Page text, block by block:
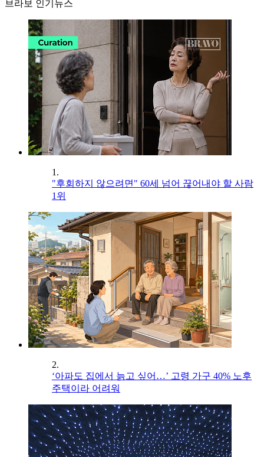
브라보 인기뉴스
1.
"후회하지 않으려면" 60세 넘어 끊어내야 할 사람
1위
2.
‘아파도 집에서 늙고 싶어…’ 고령 가구 40% 노후
주택이라 어려워